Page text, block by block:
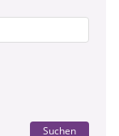
Suchen